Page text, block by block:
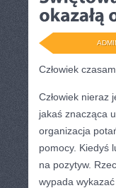
Człowiek
Człowiek nieraz
jakaś znacząca
organizacja
pomocy. Kiedyś
na pozytyw.
wypada